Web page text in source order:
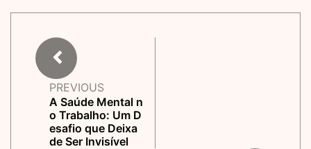
PREVIOUS
A Saúde Mental n
o Trabalho: Um D
esafio que Deixa
de Ser Invisível